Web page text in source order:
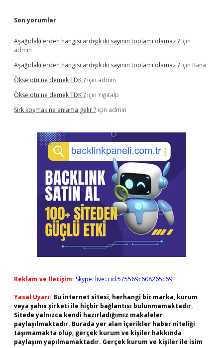
Son yorumlar
Aşağıdakilerden hangisi ardışık iki sayının toplamı olamaz ? için
admin
Aşağıdakilerden hangisi ardışık iki sayının toplamı olamaz ? için Rana
Ökse otu ne demek TDK ? için admin
Ökse otu ne demek TDK ? için Yiğitalp
Sirk koşmak ne anlama gelir ? için admin
Reklam ve İletişim: Skype: live:.cid.575569c608265c69
Yasal Uyarı: Bu internet sitesi, herhangi bir marka, kurum
veya şahıs şirketi ile hiçbir bağlantısı bulunmamaktadır.
Sitede yalnızca kendi hazırladığımız makaleler
paylaşılmaktadır. Burada yer alan içerikler haber niteliği
taşımamakta olup, gerçek kurum ve kişiler hakkında
paylaşım yapılmamaktadır. Gerçek kurum ve kişiler ile isim